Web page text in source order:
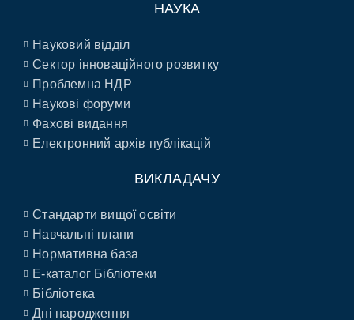
НАУКА
Науковий відділ
Сектор інноваційного розвитку
Проблемна НДР
Наукові форуми
Фахові видання
Електронний архів публікацій
ВИКЛАДАЧУ
Стандарти вищої освіти
Навчальні плани
Нормативна база
E-каталог Бібліотеки
Бібліотека
Дні народження